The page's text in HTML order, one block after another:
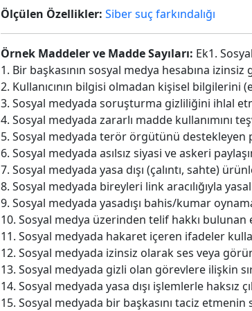
Ölçülen Özellikler: Siber suç farkındalığı
Örnek Maddeler ve Madde Sayıları: Ek1.
1. Bir başkasının sosyal medya hesabına
2. Kullanıcının bilgisi olmadan kişisel bilgilerini
3. Sosyal medyada soruşturma gizliliğini ihlal
4. Sosyal medyada zararlı madde kullanımını
5. Sosyal medyada terör örgütünü destekleyen
6. Sosyal medyada asılsız siyasi ve askeri
7. Sosyal medyada yasa dışı (çalıntı, sahte)
8. Sosyal medyada bireyleri link aracılığıyla
9. Sosyal medyada yasadışı bahis/kumar
10. Sosyal medya üzerinden telif hakkı bulunan
11. Sosyal medyada hakaret içeren ifadeler
12. Sosyal medyada izinsiz olarak ses veya
13. Sosyal medyada gizli olan görevlere ilişkin
14. Sosyal medyada yasa dışı işlemlerle
15. Sosyal medyada bir başkasını taciz